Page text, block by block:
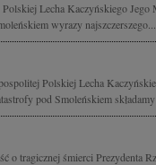
Lecha Kaczyńskiego
wyrazy najszczerszego...
Polskiej Lecha
pod Smoleńskiem
o tragicznej śmierci Prezydenta